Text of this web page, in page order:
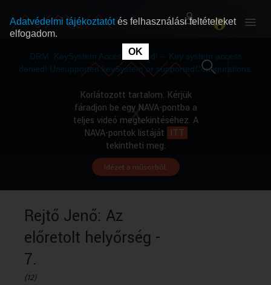
RÓLUNK
RÓLUNK
DRM: KeySystem Access Denied! -- Key system access
denied! Unsupported keySystem or supportedConfigurations.
Korlátozott tartalom. Kérjük
fáradjon be egy NAVA-pontba a
teljes videó megtekintéséhez. A
NAVA-pontok listáját ITT
tekintheti meg.
Idézet a műsorból.
Rejtő Jenő: Az
előretolt helyőrség -
7.
(12)
Adatvédelmi tájékoztatótés felhasználási feltételeket
elfogadom.
OK